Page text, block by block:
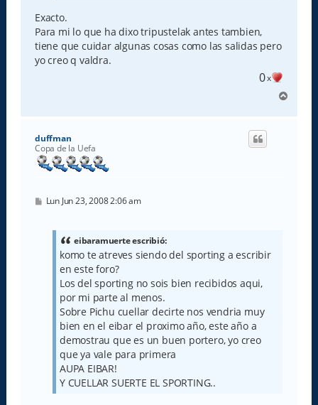
Exacto.
Para mi lo que ha dixo tripustelak antes tambien,
tiene que cuidar algunas cosas como las salidas pero
yo creo q valdra.
0x
r
duffman
Copa de la Uefa
M
Lun Jun 23, 2008 2:06 am
eibaramuerte escribió:
komo te atreves siendo del sporting a escribir
en este foro?
Los del sporting no sois bien recibidos aqui,
por mi parte al menos.
Sobre Pichu cuellar decirte nos vendria muy
bien en el eibar el proximo año, este año a
demostrau que es un buen portero, yo creo
que ya vale para primera
AUPA EIBAR!
Y CUELLAR SUERTE EL SPORTING..